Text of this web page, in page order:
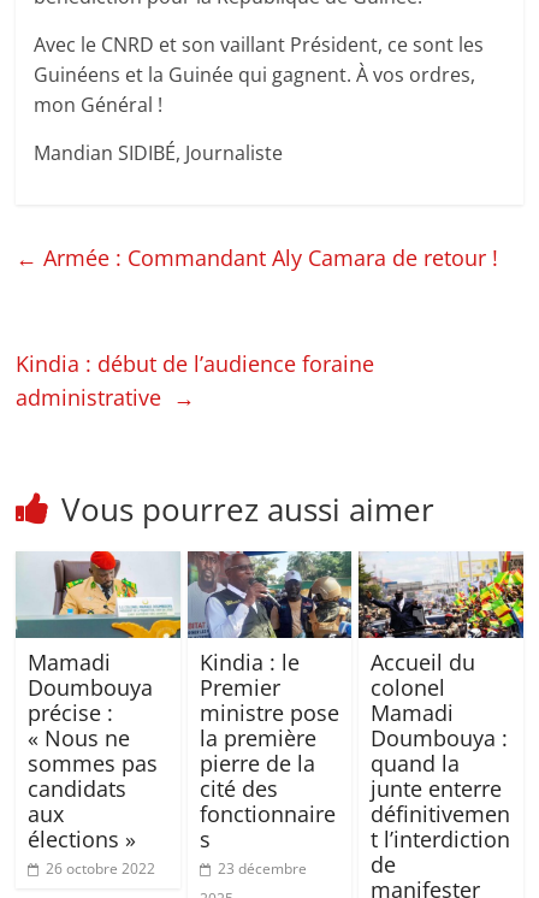
Avec le CNRD et son vaillant Président, ce sont les
Guinéens et la Guinée qui gagnent. À vos ordres,
mon Général !
Mandian SIDIBÉ, Journaliste
← Armée : Commandant Aly Camara de retour !
Kindia : début de l’audience foraine
administrative →
Vous pourrez aussi aimer
Mamadi
Doumbouya
précise :
« Nous ne
sommes pas
candidats
aux
élections »
26 octobre 2022
Kindia : le
Premier
ministre pose
la première
pierre de la
cité des
fonctionnaire
s
23 décembre
Accueil du
colonel
Mamadi
Doumbouya :
quand la
junte enterre
définitivemen
t l’interdiction
de
manifester